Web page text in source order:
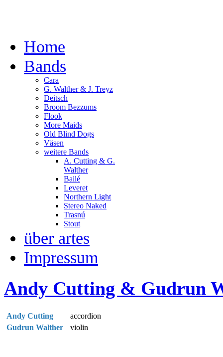
Home
Bands
Cara
G. Walther & J. Treyz
Deitsch
Broom Bezzums
Flook
More Maids
Old Blind Dogs
Väsen
weitere Bands
A. Cutting & G.
Walther
Bailé
Leveret
Northern Light
Stereo Naked
Trasnú
Stout
über artes
Impressum
Andy Cutting & Gudrun
Andy Cutting
accordion
Gudrun Walther
violin